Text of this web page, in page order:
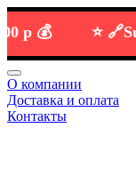
О компании
Доставка и оплата
Контакты